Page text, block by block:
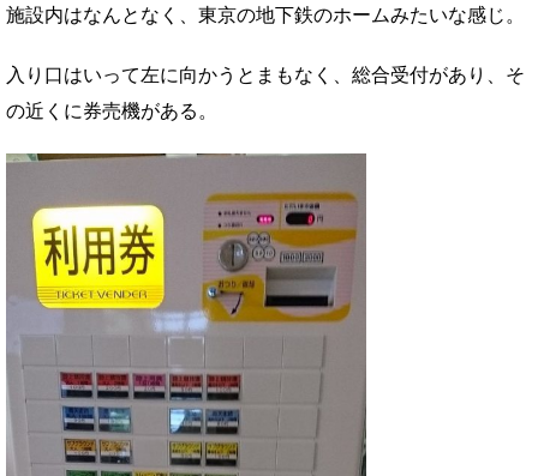
施設内はなんとなく、東京の地下鉄のホームみたいな感じ。
入り口はいって左に向かうとまもなく、総合受付があり、そ
の近くに券売機がある。